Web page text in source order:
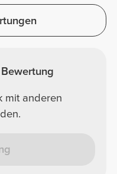
mit anderen